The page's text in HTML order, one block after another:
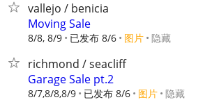
vallejo / benicia
Moving Sale
8/8, 8/9 已发布 8/6 图片 隐藏
richmond / seacliff
Garage Sale pt.2
8/7,8/8,8/9 已发布 8/6 图片 隐藏